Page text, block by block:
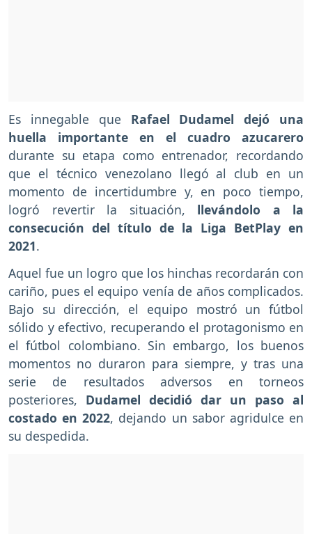
Es innegable que Rafael Dudamel dejó una
huella importante en el cuadro azucarero
durante su etapa como entrenador, recordando
que el técnico venezolano llegó al club en un
momento de incertidumbre y, en poco tiempo,
logró revertir la situación, llevándolo a la
consecución del título de la Liga BetPlay en
2021.
Aquel fue un logro que los hinchas recordarán con
cariño, pues el equipo venía de años complicados.
Bajo su dirección, el equipo mostró un fútbol
sólido y efectivo, recuperando el protagonismo en
el fútbol colombiano. Sin embargo, los buenos
momentos no duraron para siempre, y tras una
serie de resultados adversos en torneos
posteriores, Dudamel decidió dar un paso al
costado en 2022, dejando un sabor agridulce en
su despedida.